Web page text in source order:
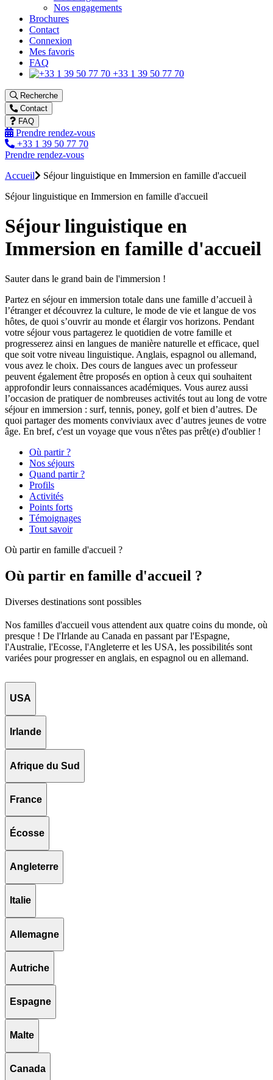
Nos engagements
Brochures
Contact
Connexion
Mes favoris
FAQ
+33 1 39 50 77 70
Recherche
Contact
FAQ
Prendre rendez-vous
+33 1 39 50 77 70
Prendre rendez-vous
Accueil
Séjour linguistique en Immersion en famille d'accueil
Séjour linguistique en Immersion en famille d'accueil
Séjour linguistique en
Immersion en famille d'accueil
Sauter dans le grand bain de l'immersion !
Partez en séjour en immersion totale dans une famille d’accueil à
l’étranger et découvrez la culture, le mode de vie et langue de vos
hôtes, de quoi s’ouvrir au monde et élargir vos horizons. Pendant
votre séjour vous partagerez le quotidien de votre famille et
progresserez ainsi en langues de manière naturelle et efficace, quel
que soit votre niveau linguistique. Anglais, espagnol ou allemand,
vous avez le choix. Des cours de langues avec un professeur
peuvent également être proposés en option à ceux qui souhaitent
approfondir leurs connaissances académiques. Vous aurez aussi
l’occasion de pratiquer de nombreuses activités tout au long de votre
séjour en immersion : surf, tennis, poney, golf et bien d’autres. De
quoi partager des moments conviviaux avec d’autres jeunes de votre
âge. En bref, c'est un voyage que vous n'êtes pas prêt(e) d'oublier !
Où partir ?
Nos séjours
Quand partir ?
Profils
Activités
Points forts
Témoignages
Tout savoir
Où partir en famille d'accueil ?
Où partir en famille d'accueil ?
Diverses destinations sont possibles
Nos familles d'accueil vous attendent aux quatre coins du monde, où
presque ! De l'Irlande au Canada en passant par l'Espagne,
l'Australie, l'Ecosse, l'Angleterre et les USA, les possibilités sont
variées pour progresser en anglais, en espagnol ou en allemand.
USA
Irlande
Afrique du Sud
France
Écosse
Angleterre
Italie
Allemagne
Autriche
Espagne
Malte
Canada